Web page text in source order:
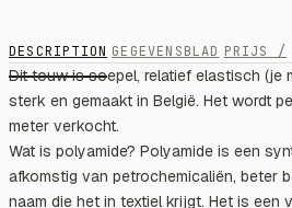
DESCRIPTION GEGEVENSBLAD PRIJS /
Dit touw is soepel, relatief elastisch (je
sterk en gemaakt in België. Het wordt
meter verkocht.
Wat is polyamide? Polyamide is een
afkomstig van petrochemicaliën, beter
naam die het in textiel krijgt. Het is een